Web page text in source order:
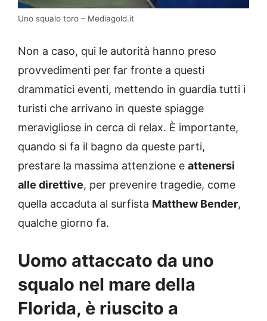
Uno squalo toro – Mediagold.it
Non a caso, qui le autorità hanno preso
provvedimenti per far fronte a questi
drammatici eventi, mettendo in guardia tutti i
turisti che arrivano in queste spiagge
meravigliose in cerca di relax. È importante,
quando si fa il bagno da queste parti,
prestare la massima attenzione e attenersi
alle direttive, per prevenire tragedie, come
quella accaduta al surfista Matthew Bender,
qualche giorno fa.
Uomo attaccato da uno
squalo nel mare della
Florida, è riuscito a